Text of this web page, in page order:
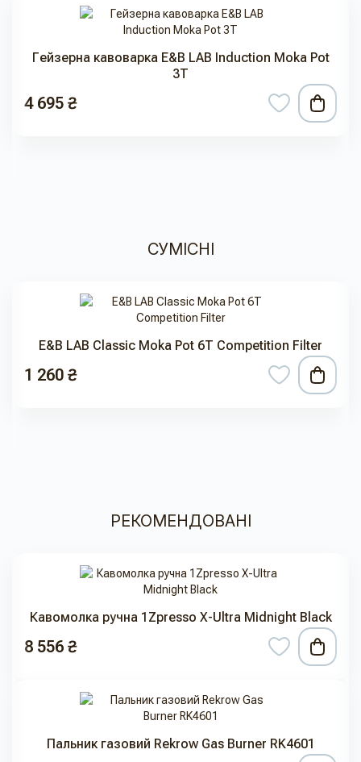
Гейзерна кавоварка E&B LAB Induction Moka Pot
3T
4 695 ₴
СУМІСНІ
E&B LAB Classic Moka Pot 6T Competition Filter
1 260 ₴
РЕКОМЕНДОВАНІ
Кавомолка ручна 1Zpresso X-Ultra Midnight Black
8 556 ₴
Пальник газовий Rekrow Gas Burner RK4601